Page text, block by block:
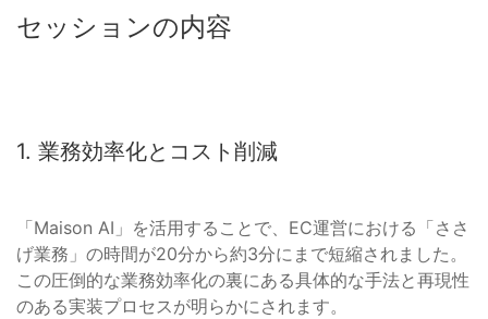
セッションの内容
1. 業務効率化とコスト削減
「Maison AI」を活用することで、EC運営における「ささ
げ業務」の時間が20分から約3分にまで短縮されました。
この圧倒的な業務効率化の裏にある具体的な手法と再現性
のある実装プロセスが明らかにされます。